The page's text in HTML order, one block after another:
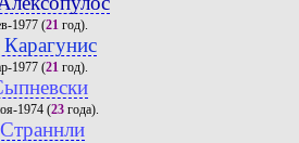
1977 (21 год).
Карагунис
1977 (21 год).
1974 (23 года).
Страннли